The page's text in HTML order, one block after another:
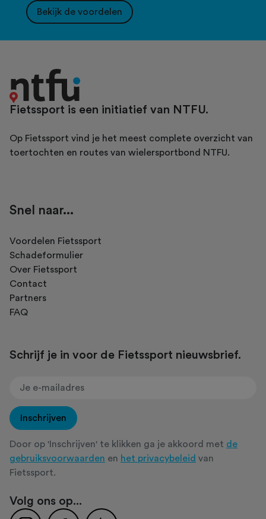
Bekijk de voordelen
Fietssport is een initiatief van NTFU.
Op Fietssport vind je het meest complete overzicht van
toertochten en routes van wielersportbond NTFU.
Snel naar...
Voordelen Fietssport
Schadeformulier
Over Fietssport
Contact
Partners
FAQ
Schrijf je in voor de Fietssport nieuwsbrief.
Inschrijven
Door op 'Inschrijven' te klikken ga je akkoord met de
gebruiksvoorwaarden en het privacybeleid van
Fietssport.
Volg ons op...